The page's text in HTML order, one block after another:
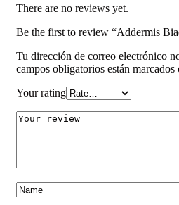
There are no reviews yet.
Be the first to review “Addermis
Tu dirección de correo electrónico
campos obligatorios están marcados
Your rating